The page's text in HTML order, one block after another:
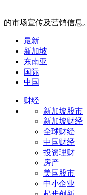
的市场宣传及营销信息。
最新
新加坡
东南亚
国际
中国
财经
新加坡股市
新加坡财经
全球财经
中国财经
投资理财
房产
美国股市
中小企业